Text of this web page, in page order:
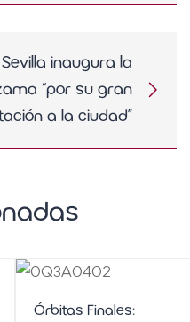
inaugura la
“por su gran
a la ciudad”
Órbitas Finales: